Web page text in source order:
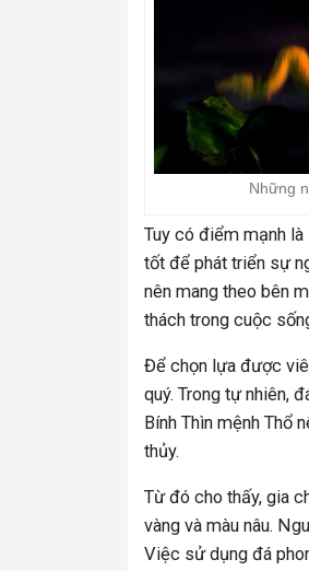
Những
Tuy có điểm mạnh
tốt để phát triển sự
nên mang theo bên
thách trong cuộc
Để chọn lựa được
quý. Trong tự nhiên,
Bính Thìn mệnh Thổ
thủy.
Từ đó cho thấy, gia
vàng và màu nâu.
Việc sử dụng đá